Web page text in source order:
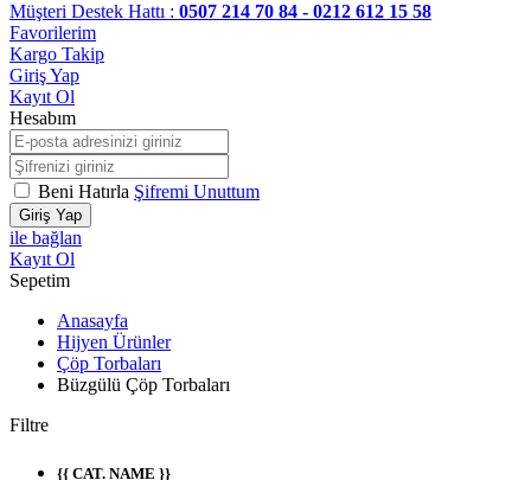
Müşteri Destek Hattı : 0507 214 70 84 - 0212 612 15 58
Favorilerim
Kargo Takip
Giriş Yap
Kayıt Ol
Hesabım
Beni Hatırla Şifremi Unuttum
Giriş Yap
ile bağlan
Kayıt Ol
Sepetim
Anasayfa
Hijyen Ürünler
Çöp Torbaları
Büzgülü Çöp Torbaları
Filtre
{{ CAT. NAME }}